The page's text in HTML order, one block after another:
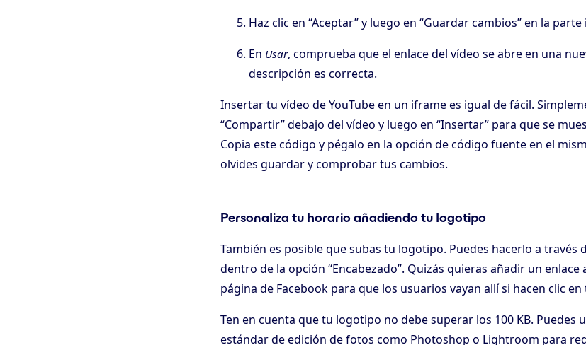
Haz clic en “Aceptar” y luego en “Guardar cambios” en la
En Usar, comprueba que el enlace del vídeo se abre en una
descripción es correcta.
Insertar tu vídeo de YouTube en un iframe es igual de fácil.
“Compartir” debajo del vídeo y luego en “Insertar” para que se
Copia este código y pégalo en la opción de código fuente en el
olvides guardar y comprobar tus cambios.
Personaliza tu horario añadiendo tu logotipo
También es posible que subas tu logotipo. Puedes hacerlo a través
dentro de la opción “Encabezado”. Quizás quieras añadir un
página de Facebook para que los usuarios vayan allí si hacen clic
Ten en cuenta que tu logotipo no debe superar los 100 KB. Puedes
estándar de edición de fotos como Photoshop o Lightroom para